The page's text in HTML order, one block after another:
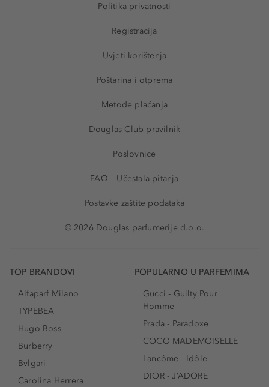
Politika privatnosti
Registracija
Uvjeti korištenja
Poštarina i otprema
Metode plaćanja
Douglas Club pravilnik
Poslovnice
FAQ – Učestala pitanja
Postavke zaštite podataka
© 2026 Douglas parfumerije d.o.o.
TOP BRANDOVI
Alfaparf Milano
TYPEBEA
Hugo Boss
Burberry
Bvlgari
Carolina Herrera
POPULARNO U PARFEMIMA
Gucci - Guilty Pour
Homme
Prada - Paradoxe
COCO MADEMOISELLE
Lancôme - Idôle
DIOR - J’ADORE